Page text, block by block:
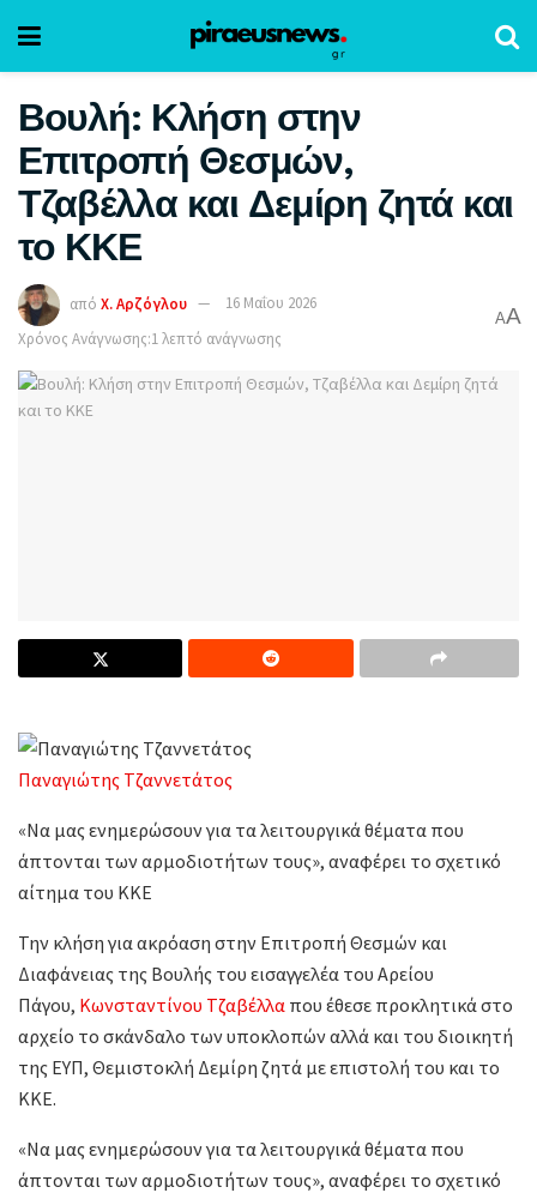
Βουλή: Κλήση στην
Επιτροπή Θεσμών,
Τζαβέλλα και Δεμίρη ζητά και
το ΚΚΕ
από Χ. Αρζόγλου
16 Μαΐου 2026
Χρόνος Ανάγνωσης:1 λεπτό ανάγνωσης
AA
Παναγιώτης Τζαννετάτος
«Να μας ενημερώσουν για τα λειτουργικά θέματα που
άπτονται των αρμοδιοτήτων τους», αναφέρει το σχετικό
αίτημα του ΚΚΕ
Την κλήση για ακρόαση στην Επιτροπή Θεσμών και
Διαφάνειας της Βουλής του εισαγγελέα του Αρείου
Πάγου, Κωνσταντίνου Τζαβέλλα που έθεσε προκλητικά στο
αρχείο το σκάνδαλο των υποκλοπών αλλά και του διοικητή
της ΕΥΠ, Θεμιστοκλή Δεμίρη ζητά με επιστολή του και το
ΚΚΕ.
«Να μας ενημερώσουν για τα λειτουργικά θέματα που
άπτονται των αρμοδιοτήτων τους», αναφέρει το σχετικό